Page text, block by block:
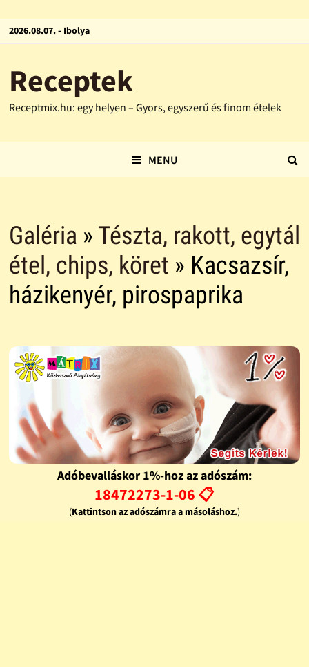
2026.08.07. - Ibolya
Receptek
Receptmix.hu: egy helyen – Gyors, egyszerű és finom ételek
MENU
Galéria » Tészta, rakott, egytál
étel, chips, köret » Kacsazsír,
házikenyér, pirospaprika
Adóbevalláskor 1%-hoz az adószám:
18472273-1-06 📋
(Kattintson az adószámra a másoláshoz.)